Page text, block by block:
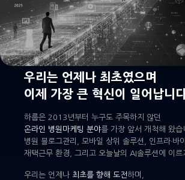
우리는 언제나 최초였으며
이제 가장 큰 혁신이 일어납니
하룹은 2013년부터 누구도 주목하지 않던
온라인 병원마케팅 분야를 가장 앞서 개척해 왔습
병원 블로그관리, 모바일 상위 솔루션, 인프라·바
재택근무 환경, 그리고 오늘날의 AI솔루션에 이
우리는 언제나 최초를 향해 도전하며,